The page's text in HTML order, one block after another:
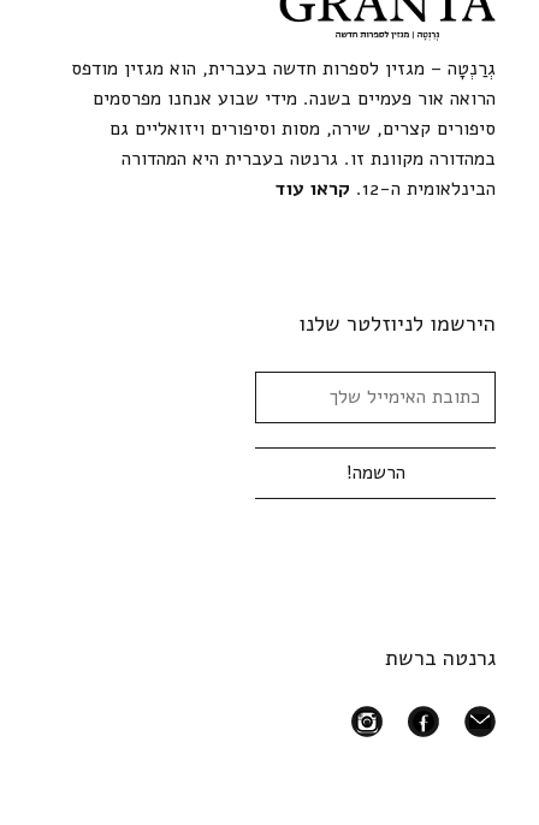
גְרַנְטָה – מגזין לספרות חדשה בעברית, הוא מגזין מודפס
הרואה אור פעמיים בשנה. מידי שבוע אנחנו מפרסמים
סיפורים קצרים, שירה, מסות וסיפורים ויזואליים גם
במהדורה מקוונת זו. גרנטה בעברית היא המהדורה
הבינלאומית ה-12.
קראו עוד
הירשמו לניוזלטר שלנו
גרנטה ברשת
mail
facebook
instagram